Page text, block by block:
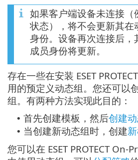
如果客户端设备未连接（
状态），将不会更新其在
身份。设备再次连接后，
成员身份将更新。
存在一些在安装 ESET
用的预定义动态组。您还可以
组。有两种方法实现此目的：
• 首先创建模板，然后创建
• 当创建新动态组时，创建
您可以在 ESET PROTECT On-